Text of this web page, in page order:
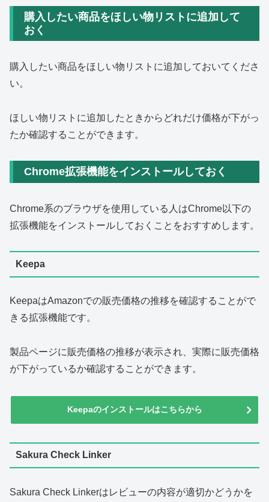
購入したい商品をほしい物リストに追加して
おく
購入したい商品をほしい物リストに追加しておいてくださ
い。
ほしい物リストに追加したときからどれだけ価格が下がっ
たか確認することができます。
Chrome拡張機能をインストールしておく
Chrome系のブラウザを使用している人はChrome以下の
拡張機能をインストールしておくことをおすすめします。
Keepa
KeepaはAmazonでの販売価格の推移を確認することがで
きる拡張機能です。
製品ページに販売価格の推移が表示され、実際に販売価格
が下がっているか確認することができます。
Keepaのインストールはこちらから
Sakura Check Linker
Sakura Check Linkerはレビューの内容が適切かどうかを